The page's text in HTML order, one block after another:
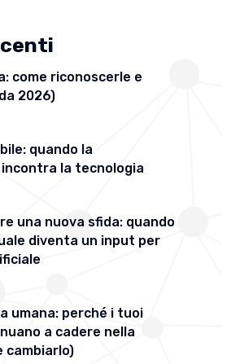
come riconoscerle e
2026)
quando la
la tecnologia
una nuova sfida: quando
diventa un input per
umana: perché i tuoi
a cadere nella
cambiarlo)